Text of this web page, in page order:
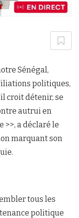
Sénégal,
politiques,
croit détenir, se
autrui en
a déclaré le
marquant son
tous les
politique